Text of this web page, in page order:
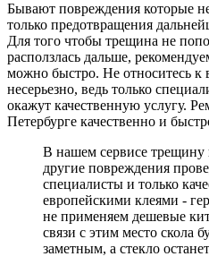
Бывают повреждения которые
только предотвращения
Для того чтобы трещина не
расползлась дальше,
можно быстро. Не относитесь к
несерьезно, ведь только
окажут качественную услугу.
Петербурге качественно и
В нашем сервисе трещину
другие повреждения
специалисты и только
европейскими клеями -
не применяем дешевые
связи с этим место скола
заметным, а стекло